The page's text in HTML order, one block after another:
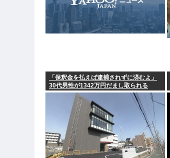
「保釈金を払えば逮捕されずに済むよ」
30代男性が1342万円だまし取られる